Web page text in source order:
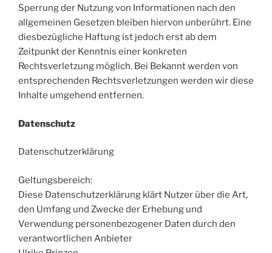
Sperrung der Nutzung von Informationen nach den
allgemeinen Gesetzen bleiben hiervon unberührt. Eine
diesbezügliche Haftung ist jedoch erst ab dem
Zeitpunkt der Kenntnis einer konkreten
Rechtsverletzung möglich. Bei Bekannt werden von
entsprechenden Rechtsverletzungen werden wir diese
Inhalte umgehend entfernen.
Datenschutz
Datenschutzerklärung
Geltungsbereich:
Diese Datenschutzerklärung klärt Nutzer über die Art,
den Umfang und Zwecke der Erhebung und
Verwendung personenbezogener Daten durch den
verantwortlichen Anbieter